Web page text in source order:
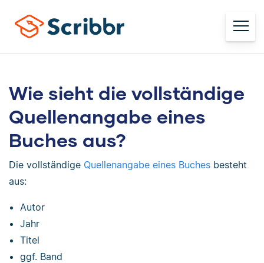
Wie sieht die vollständige
Quellenangabe eines
Buches aus?
Die vollständige Quellenangabe eines Buches besteht
aus:
Autor
Jahr
Titel
ggf. Band